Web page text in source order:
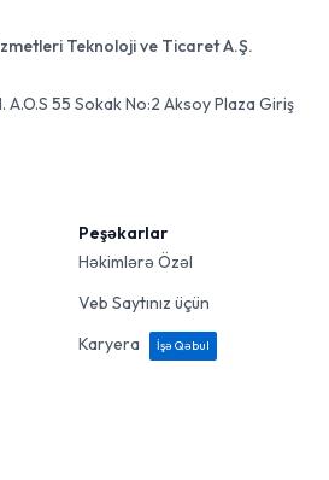
Teknoloji ve Ticaret A.Ş.
A.O.S 55 Sokak No:2 Aksoy Plaza Giriş
Peşəkarlar
Həkimlərə Özəl
Veb Saytınız üçün
Karyera
İşə Qəbul